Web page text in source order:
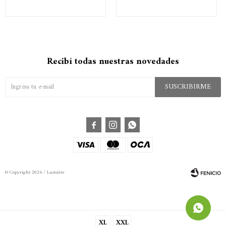
XL XXL
Recibí todas nuestras novedades
SUSCRIBIRME
  
© Copyright 2026 / Lumiére